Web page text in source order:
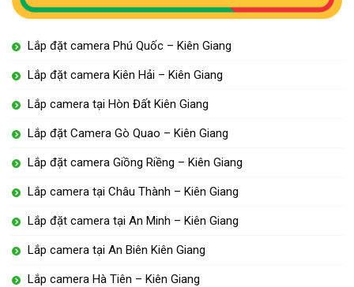
Lắp đặt camera Phú Quốc – Kiên Giang
Lắp đặt camera Kiên Hải – Kiên Giang
Lắp camera tại Hòn Đất Kiên Giang
Lắp đặt Camera Gò Quao – Kiên Giang
Lắp đặt camera Giồng Riềng – Kiên Giang
Lắp camera tại Châu Thành – Kiên Giang
Lắp đặt camera tại An Minh – Kiên Giang
Lắp camera tại An Biên Kiên Giang
Lắp camera Hà Tiên – Kiên Giang